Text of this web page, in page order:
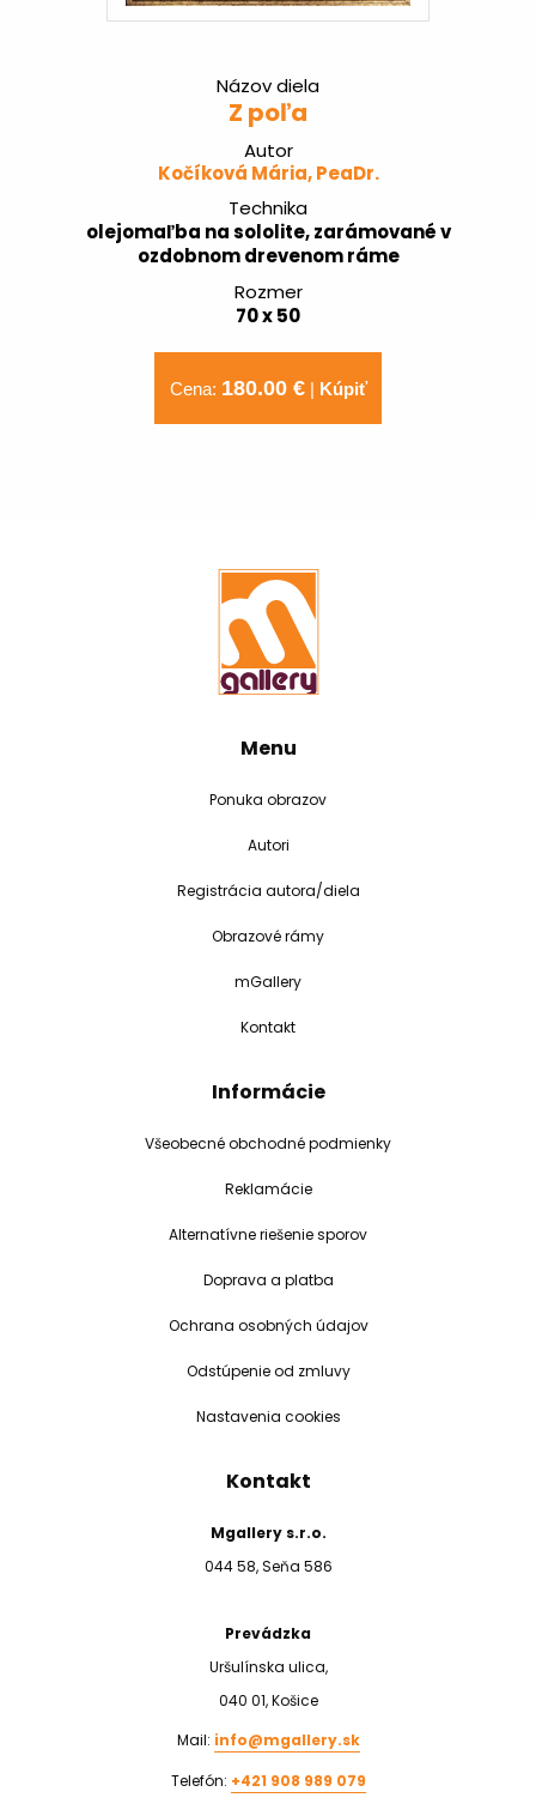
Názov diela
Z poľa
Autor
Kočíková Mária, PeaDr.
Technika
olejomaľba na sololite, zarámované v
ozdobnom drevenom ráme
Rozmer
70 x 50
Cena: 180.00 €| Kúpiť
Menu
Ponuka obrazov
Autori
Registrácia autora/diela
Obrazové rámy
mGallery
Kontakt
Informácie
Všeobecné obchodné podmienky
Reklamácie
Alternatívne riešenie sporov
Doprava a platba
Ochrana osobných údajov
Odstúpenie od zmluvy
Nastavenia cookies
Kontakt
Mgallery s.r.o.
044 58, Seňa 586
Prevádzka
Uršulínska ulica,
040 01, Košice
Mail: info@mgallery.sk
Telefón: +421 908 989 079